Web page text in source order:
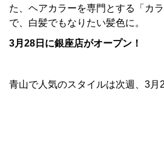
た、ヘアカラーを専門とする「カ
で、白髪でもなりたい髪色に。
3月28日に銀座店がオープン！
青山で人気のスタイルは次週、3月